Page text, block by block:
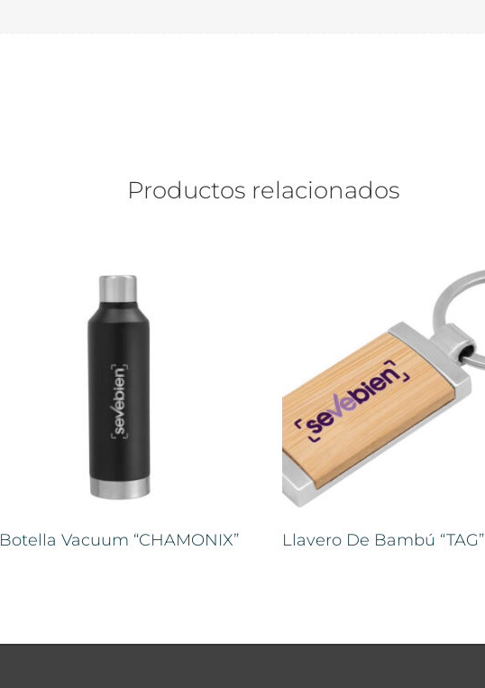
Productos relacionados
Botella Vacuum “CHAMONIX” Llavero De Bambú “TAG”